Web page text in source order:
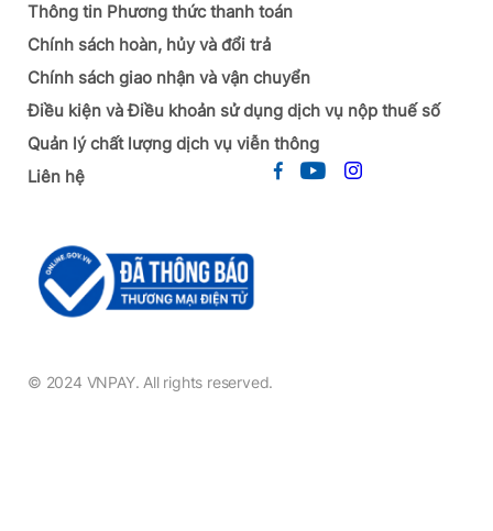
Thông tin Phương thức thanh toán
Chính sách hoàn, hủy và đổi trả
Chính sách giao nhận và vận chuyển
Điều kiện và Điều khoản sử dụng dịch vụ nộp thuế số
Quản lý chất lượng dịch vụ viễn thông
Liên hệ
© 2024 VNPAY. All rights reserved.